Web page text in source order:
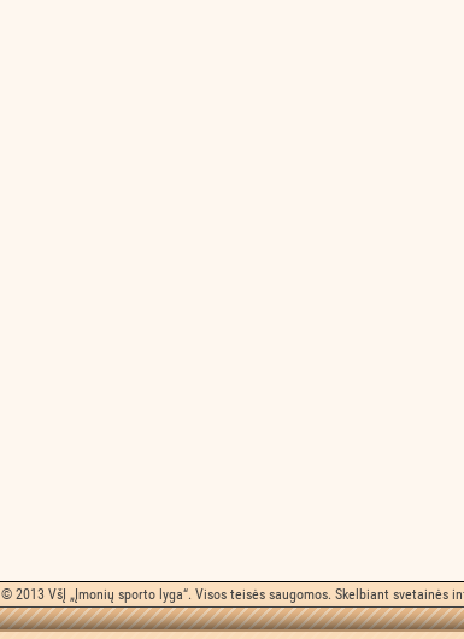
© 2013 VšĮ „Įmonių sporto lyga“. Visos teisės saugomos. Skelbiant svetainės